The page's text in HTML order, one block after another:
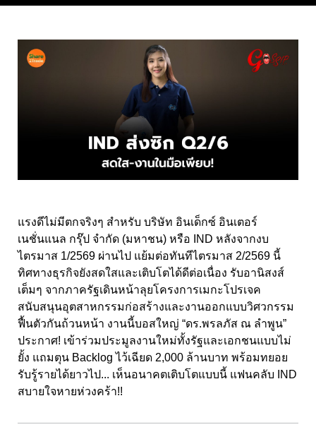
แรงดีไม่มีตกจริงๆ สำหรับ บริษัท อินเด็กซ์ อินเตอร์
เนชั่นแนล กรุ๊ป จำกัด (มหาชน) หรือ IND หลังจากงบ
ไตรมาส 1/2569 ผ่านไป แย้มต่อทันทีไตรมาส 2/2569 นี้
ทิศทางธุรกิจยังสดใสและเติบโตได้ดีต่อเนื่อง รับอานิสงส์
เต็มๆ จากภาครัฐเดินหน้าลุยโครงการเมกะโปรเจค
สนับสนุนอุตสาหกรรมก่อสร้างและงานออกแบบวิศวกรรม
ฟื้นตัวกันถ้วนหน้า งานนี้บอสใหญ่ “ดร.พรลภัส ณ ลำพูน”
ประกาศ! เข้าร่วมประมูลงานใหม่ทั้งรัฐและเอกชนแบบไม่
ยั้ง แถมตุน Backlog ไว้เฉียด 2,000 ล้านบาท พร้อมทยอย
รับรู้รายได้ยาวไป... เห็นอนาคตเติบโตแบบนี้ แฟนคลับ IND
สบายใจหายห่วงคร้า!!